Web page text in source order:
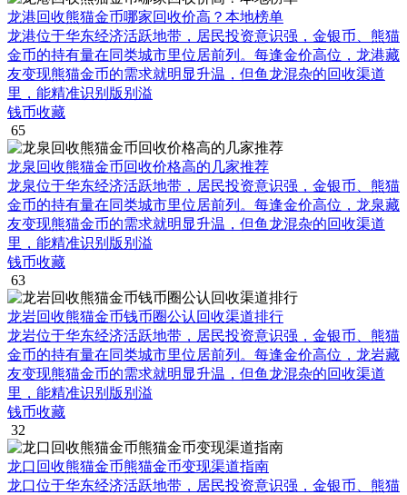
龙港回收熊猫金币哪家回收价高？本地榜单
龙港位于华东经济活跃地带，居民投资意识强，金银币、熊猫
金币的持有量在同类城市里位居前列。每逢金价高位，龙港藏
友变现熊猫金币的需求就明显升温，但鱼龙混杂的回收渠道
里，能精准识别版别溢
钱币收藏
65
龙泉回收熊猫金币回收价格高的几家推荐
龙泉位于华东经济活跃地带，居民投资意识强，金银币、熊猫
金币的持有量在同类城市里位居前列。每逢金价高位，龙泉藏
友变现熊猫金币的需求就明显升温，但鱼龙混杂的回收渠道
里，能精准识别版别溢
钱币收藏
63
龙岩回收熊猫金币钱币圈公认回收渠道排行
龙岩位于华东经济活跃地带，居民投资意识强，金银币、熊猫
金币的持有量在同类城市里位居前列。每逢金价高位，龙岩藏
友变现熊猫金币的需求就明显升温，但鱼龙混杂的回收渠道
里，能精准识别版别溢
钱币收藏
32
龙口回收熊猫金币熊猫金币变现渠道指南
龙口位于华东经济活跃地带，居民投资意识强，金银币、熊猫